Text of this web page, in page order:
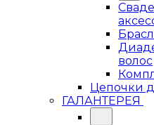
волос
Цепочки
ГАЛАНТЕРЕЯ